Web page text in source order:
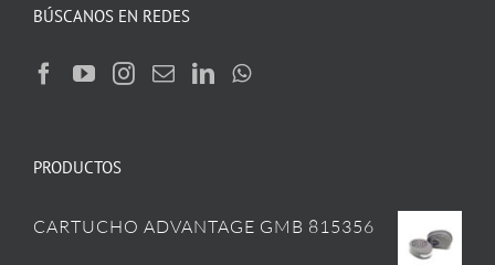
BÚSCANOS EN REDES
PRODUCTOS
CARTUCHO ADVANTAGE GMB 815356